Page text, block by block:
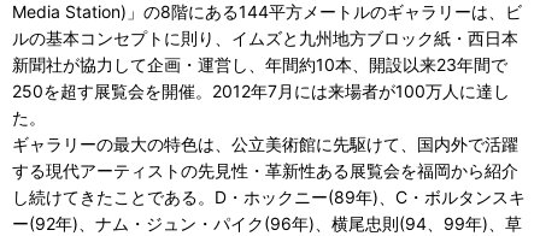
Media Station)」の8階にある144平方メートルのギャラリーは、ビ
ルの基本コンセプトに則り、イムズと九州地方ブロック紙・西日本
新聞社が協力して企画・運営し、年間約10本、開設以来23年間で
250を超す展覧会を開催。2012年7月には来場者が100万人に達し
た。
ギャラリーの最大の特色は、公立美術館に先駆けて、国内外で活躍
する現代アーティストの先見性・革新性ある展覧会を福岡から紹介
し続けてきたことである。D・ホックニー(89年)、C・ボルタンスキ
ー(92年)、ナム・ジュン・パイク(96年)、横尾忠則(94、99年)、草